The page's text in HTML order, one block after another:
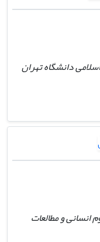
دانشگاه تهران
انسانی و مطالعات